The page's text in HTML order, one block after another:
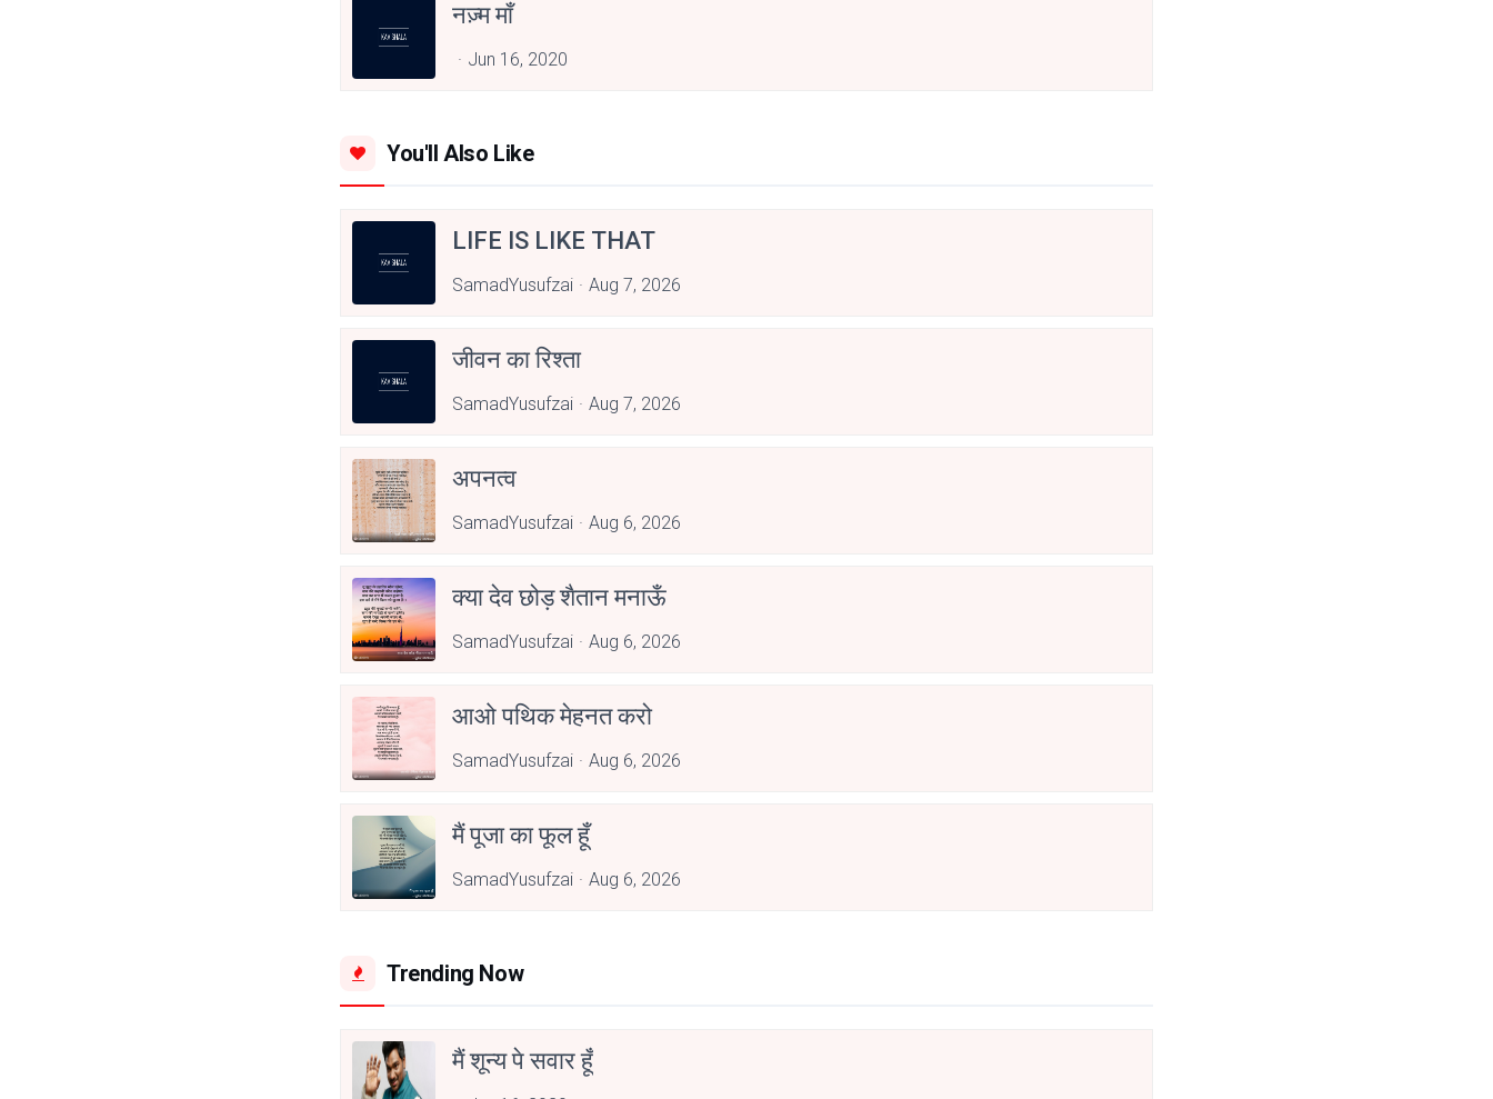
नज़्म माँ
Jun 16, 2020
You'll Also Like
LIFE IS LIKE THAT
SamadYusufzai Aug 7, 2026
जीवन का रिश्ता
SamadYusufzai Aug 7, 2026
अपनत्व
SamadYusufzai Aug 6, 2026
क्या देव छोड़ शैतान मनाऊँ
SamadYusufzai Aug 6, 2026
आओ पथिक मेहनत करो
SamadYusufzai Aug 6, 2026
मैं पूजा का फूल हूँ
SamadYusufzai Aug 6, 2026
Trending Now
मैं शून्य पे सवार हूँ